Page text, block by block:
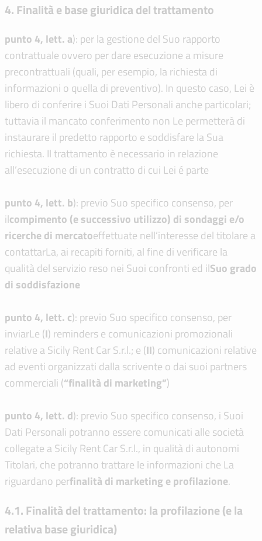
4. Finalità e base giuridica del trattamento
punto 4, lett. a): per la gestione del Suo rapporto
contrattuale ovvero per dare esecuzione a misure
precontrattuali (quali, per esempio, la richiesta di
informazioni o quella di preventivo). In questo caso, Lei è
libero di conferire i Suoi Dati Personali anche particolari;
tuttavia il mancato conferimento non Le permetterà di
instaurare il predetto rapporto e soddisfare la Sua
richiesta. Il trattamento è necessario in relazione
all’esecuzione di un contratto di cui Lei é parte
punto 4, lett. b): previo Suo specifico consenso, per
ilcompimento (e successivo utilizzo) di sondaggi e/o
ricerche di mercatoeffettuate nell’interesse del titolare a
contattarLa, ai recapiti forniti, al fine di verificare la
qualità del servizio reso nei Suoi confronti ed ilSuo grado
di soddisfazione
punto 4, lett. c): previo Suo specifico consenso, per
inviarLe (I) reminders e comunicazioni promozionali
relative a Sicily Rent Car S.r.l.; e (II) comunicazioni relative
ad eventi organizzati dalla scrivente o dai suoi partners
commerciali (“finalità di marketing”)
punto 4, lett. d): previo Suo specifico consenso, i Suoi
Dati Personali potranno essere comunicati alle società
collegate a Sicily Rent Car S.r.l., in qualità di autonomi
Titolari, che potranno trattare le informazioni che La
riguardano perfinalità di marketing e profilazione.
4.1. Finalità del trattamento: la profilazione (e la
relativa base giuridica)